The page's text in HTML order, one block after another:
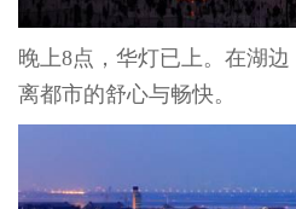
晚上8点，华灯已上。在湖
离都市的舒心与畅快。